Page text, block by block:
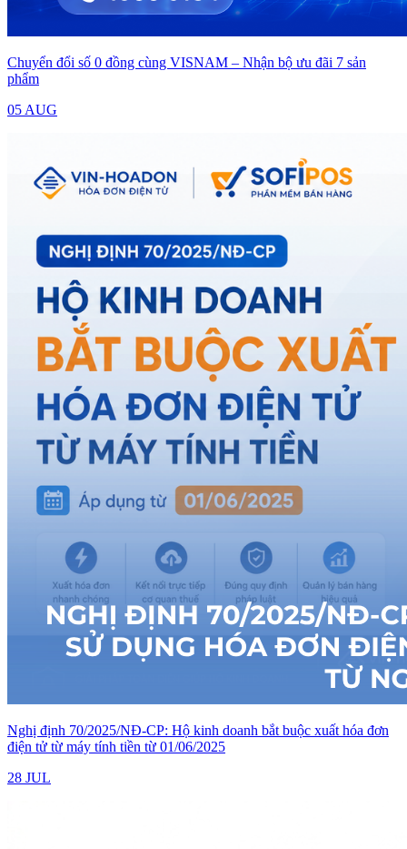
Chuyển đổi số 0 đồng cùng VISNAM – Nhận bộ ưu đãi 7 sản
phẩm
05 AUG
Nghị định 70/2025/NĐ-CP: Hộ kinh doanh bắt buộc xuất hóa đơn
điện tử từ máy tính tiền từ 01/06/2025
28 JUL